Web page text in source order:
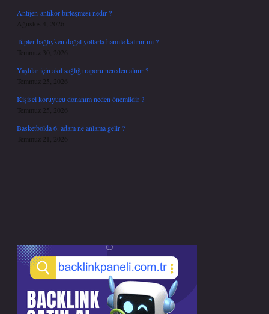
Antijen-antikor birleşmesi nedir ?
Ağustos 4, 2026
Tüpler bağlıyken doğal yollarla hamile kalınır mı ?
Temmuz 30, 2026
Yaşlılar için akıl sağlığı raporu nereden alınır ?
Temmuz 25, 2026
Kişisel koruyucu donanım neden önemlidir ?
Temmuz 25, 2026
Basketbolda 6. adam ne anlama gelir ?
Temmuz 21, 2026